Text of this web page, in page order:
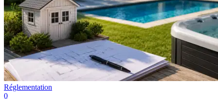
Réglementation
0